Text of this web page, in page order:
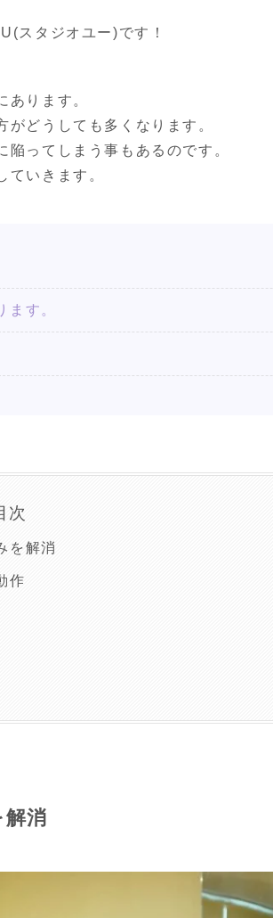
スタジオユー)です！
あります。
どうしても多くなります。
ってしまう事もあるのです。
いきます。
す。
次
を解消
作
消